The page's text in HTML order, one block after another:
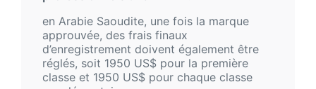
en Arabie Saoudite, une fois la marque
approuvée, des frais finaux
d’enregistrement doivent également être
réglés, soit 1950 US$ pour la première
classe et 1950 US$ pour chaque classe